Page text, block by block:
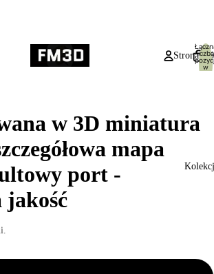
Stronaliczba
w
w 3D miniatura
mapa
port -
jakość